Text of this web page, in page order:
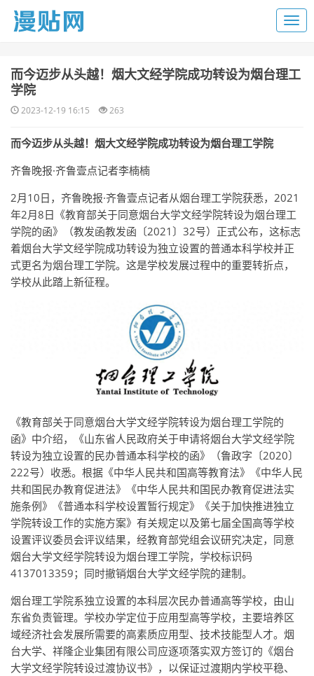
​而今迈步从头越！烟大文经学院成功转设为烟台理工
学院
2023-12-19 16:15 263
而今迈步从头越！烟大文经学院成功转设为烟台理工学院
齐鲁晚报·齐鲁壹点记者李楠楠
2月10日，齐鲁晚报·齐鲁壹点记者从烟台理工学院获悉，2021
年2月8日《教育部关于同意烟台大学文经学院转设为烟台理工
学院的函》（教发函教发函〔2021〕32号）正式公布，这标志
着烟台大学文经学院成功转设为独立设置的普通本科学校并正
式更名为烟台理工学院。这是学校发展过程中的重要转折点，
学校从此踏上新征程。
《教育部关于同意烟台大学文经学院转设为烟台理工学院的
函》中介绍，《山东省人民政府关于申请将烟台大学文经学院
转设为独立设置的民办普通本科学校的函》（鲁政字〔2020〕
222号）收悉。根据《中华人民共和国高等教育法》《中华人民
共和国民办教育促进法》《中华人民共和国民办教育促进法实
施条例》《普通本科学校设置暂行规定》《关于加快推进独立
学院转设工作的实施方案》有关规定以及第七届全国高等学校
设置评议委员会评议结果，经教育部党组会议研究决定，同意
烟台大学文经学院转设为烟台理工学院，学校标识码
4137013359；同时撤销烟台大学文经学院的建制。
烟台理工学院系独立设置的本科层次民办普通高等学校，由山
东省负责管理。学校办学定位于应用型高等学校，主要培养区
域经济社会发展所需要的高素质应用型、技术技能型人才。烟
台大学、祥隆企业集团有限公司应逐项落实双方签订的《烟台
大学文经学院转设过渡协议书》，以保证过渡期内学校平稳、